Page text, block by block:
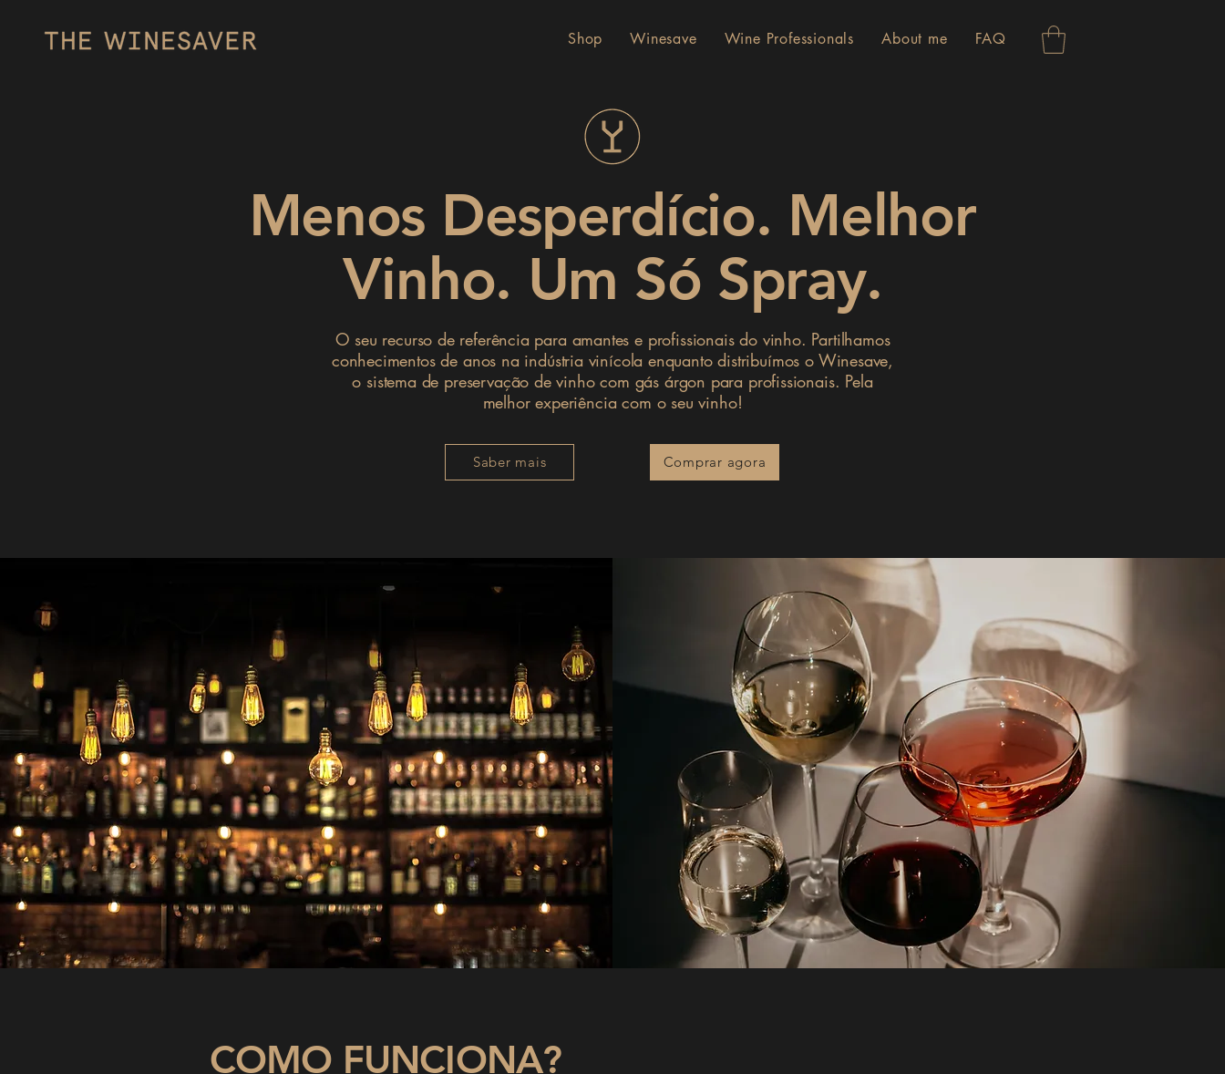
Shop Winesave Wine Professionals About me FAQ
Menos Desperdício. Melhor
Vinho. Um Só Spray.
O seu recurso de referência para amantes e profissionais do vinho. Partilhamos
conhecimentos de anos na indústria vinícola enquanto distribuímos o Winesave,
o sistema de preservação de vinho com gás árgon para profissionais. Pela
melhor experiência com o seu vinho!
Saber mais Comprar agora
COMO FUNCIONA?